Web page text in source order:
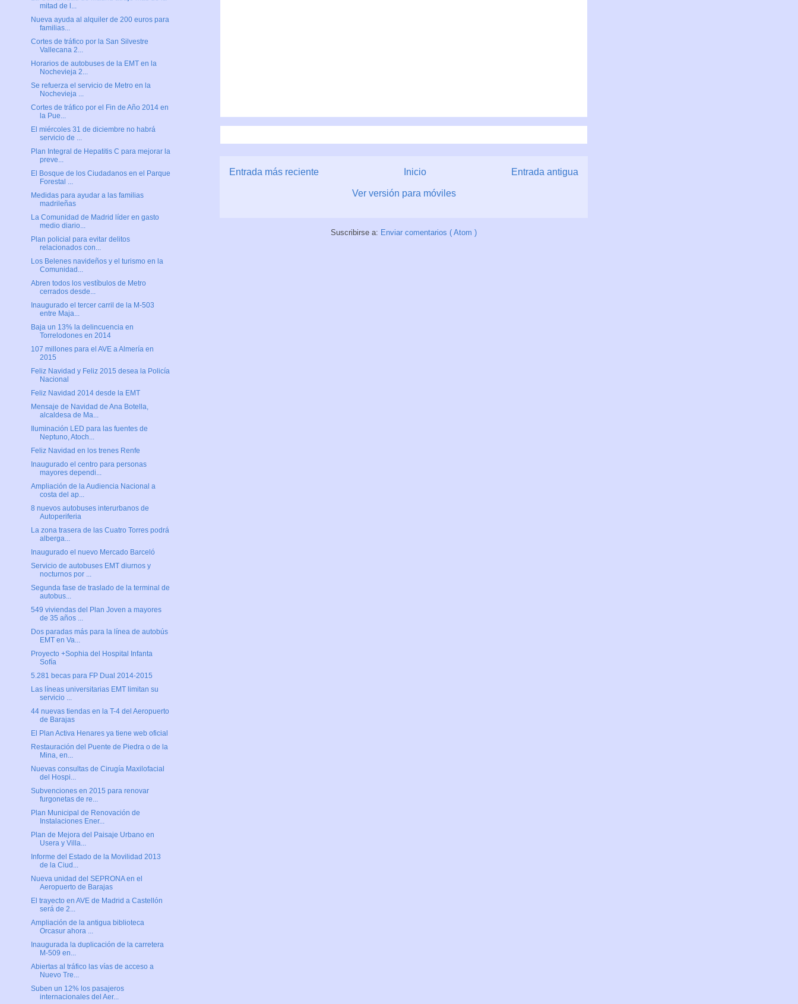
Entrada más reciente Entrada antigua
Inicio
Ver versión para móviles
Suscribirse a: Enviar comentarios ( Atom )
mitad de l...
Nueva ayuda al alquiler de 200 euros para
familias...
Cortes de tráfico por la San Silvestre
Vallecana 2...
Horarios de autobuses de la EMT en la
Nochevieja 2...
Se refuerza el servicio de Metro en la
Nochevieja ...
Cortes de tráfico por el Fin de Año 2014 en
la Pue...
El miércoles 31 de diciembre no habrá
servicio de ...
Plan Integral de Hepatitis C para mejorar la
preve...
El Bosque de los Ciudadanos en el Parque
Forestal ...
Medidas para ayudar a las familias
madrileñas
La Comunidad de Madrid líder en gasto
medio diario...
Plan policial para evitar delitos
relacionados con...
Los Belenes navideños y el turismo en la
Comunidad...
Abren todos los vestíbulos de Metro
cerrados desde...
Inaugurado el tercer carril de la M-503
entre Maja...
Baja un 13% la delincuencia en
Torrelodones en 2014
107 millones para el AVE a Almería en
2015
Feliz Navidad y Feliz 2015 desea la Policía
Nacional
Feliz Navidad 2014 desde la EMT
Mensaje de Navidad de Ana Botella,
alcaldesa de Ma...
Iluminación LED para las fuentes de
Neptuno, Atoch...
Feliz Navidad en los trenes Renfe
Inaugurado el centro para personas
mayores dependi...
Ampliación de la Audiencia Nacional a
costa del ap...
8 nuevos autobuses interurbanos de
Autoperiferia
La zona trasera de las Cuatro Torres podrá
alberga...
Inaugurado el nuevo Mercado Barceló
Servicio de autobuses EMT diurnos y
nocturnos por ...
Segunda fase de traslado de la terminal de
autobus...
549 viviendas del Plan Joven a mayores
de 35 años ...
Dos paradas más para la línea de autobús
EMT en Va...
Proyecto +Sophia del Hospital Infanta
Sofía
5.281 becas para FP Dual 2014-2015
Las líneas universitarias EMT limitan su
servicio ...
44 nuevas tiendas en la T-4 del Aeropuerto
de Barajas
El Plan Activa Henares ya tiene web oficial
Restauración del Puente de Piedra o de la
Mina, en...
Nuevas consultas de Cirugía Maxilofacial
del Hospi...
Subvenciones en 2015 para renovar
furgonetas de re...
Plan Municipal de Renovación de
Instalaciones Ener...
Plan de Mejora del Paisaje Urbano en
Usera y Villa...
Informe del Estado de la Movilidad 2013
de la Ciud...
Nueva unidad del SEPRONA en el
Aeropuerto de Barajas
El trayecto en AVE de Madrid a Castellón
será de 2...
Ampliación de la antigua biblioteca
Orcasur ahora ...
Inaugurada la duplicación de la carretera
M-509 en...
Abiertas al tráfico las vías de acceso a
Nuevo Tre...
Suben un 12% los pasajeros
internacionales del Aer...